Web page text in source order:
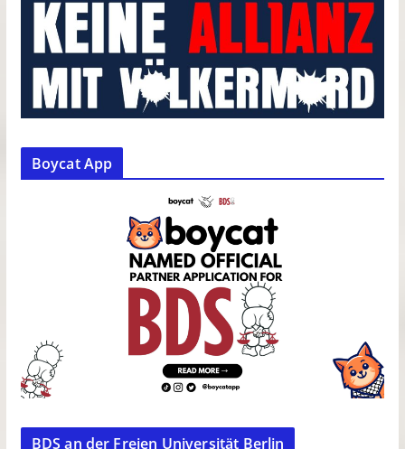
Boycat App
BDS an der Freien Universität Berlin